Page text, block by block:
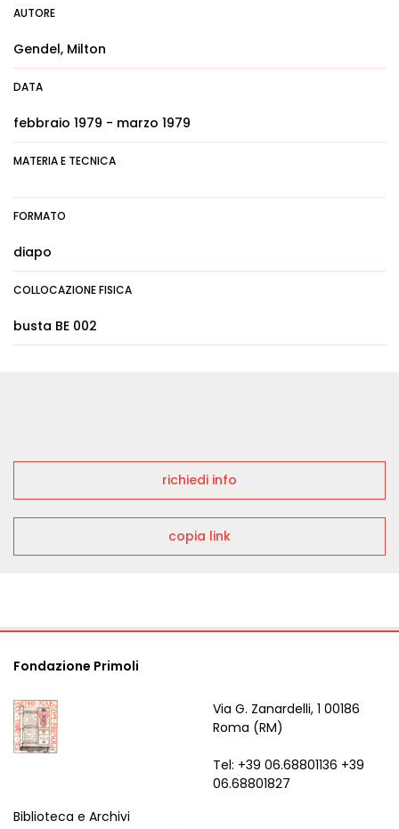
AUTORE
Gendel, Milton
DATA
febbraio 1979 - marzo 1979
MATERIA E TECNICA
FORMATO
diapo
COLLOCAZIONE FISICA
busta BE 002
richiedi info
copia link
Fondazione Primoli
Via G. Zanardelli, 1 00186
Roma (RM)
Tel: +39 06.68801136 +39
06.68801827
Biblioteca e Archivi